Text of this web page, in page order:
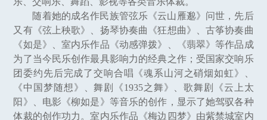
随着她的成名作民族管弦乐《云山雁邈》问世，先后
又有《弦上秧歌》、扬琴协奏曲《狂想曲》、古筝协奏曲
《如是》、室内乐作品《动感弹拨》、《翡翠》等作品成
为了当今民乐创作最具影响力的经典之作；受国家交响乐
团委约先后完成了交响合唱《魂系山河之硝烟如虹》、
《中国梦随想》、舞剧《1935之舞》、歌舞剧《云上太
阳》、电影《柳如是》等音乐的创作，显示了她驾驭各种
体裁的创作功力。室内乐作品《梅边四梦》由紫禁城室内